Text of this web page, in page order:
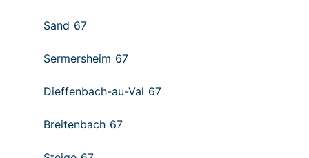
Sand 67
Sermersheim 67
Dieffenbach-au-Val 67
Breitenbach 67